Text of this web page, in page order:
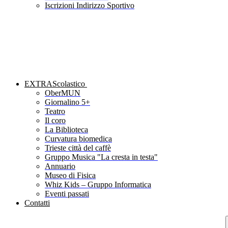
Iscrizioni Indirizzo Sportivo
EXTRAScolastico
OberMUN
Giornalino 5+
Teatro
Il coro
La Biblioteca
Curvatura biomedica
Trieste città del caffè
Gruppo Musica "La cresta in testa"
Annuario
Museo di Fisica
Whiz Kids – Gruppo Informatica
Eventi passati
Contatti